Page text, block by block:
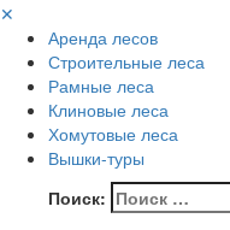
✕
Аренда лесов
Строительные леса
Рамные леса
Клиновые леса
Хомутовые леса
Вышки-туры
Поиск: